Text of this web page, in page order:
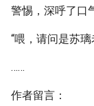
警惕，深呼了口
“喂，请问是苏
……
作者留言：